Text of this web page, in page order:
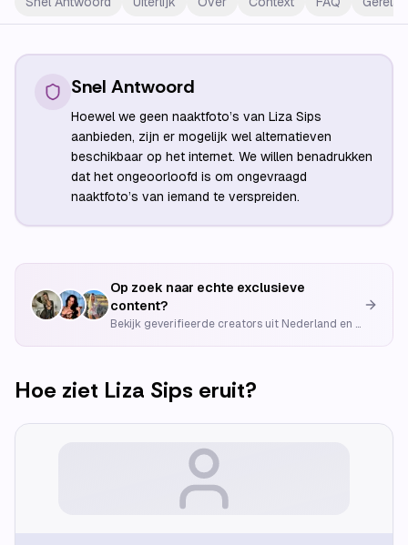
Snel Antwoord
Hoewel we geen naaktfoto’s van Liza Sips
aanbieden, zijn er mogelijk wel alternatieven
beschikbaar op het internet. We willen benadrukken
dat het ongeoorloofd is om ongevraagd
naaktfoto’s van iemand te verspreiden.
Op zoek naar echte exclusieve
content?
Bekijk geverifieerde creators uit Nederland en België
Hoe ziet Liza Sips eruit?